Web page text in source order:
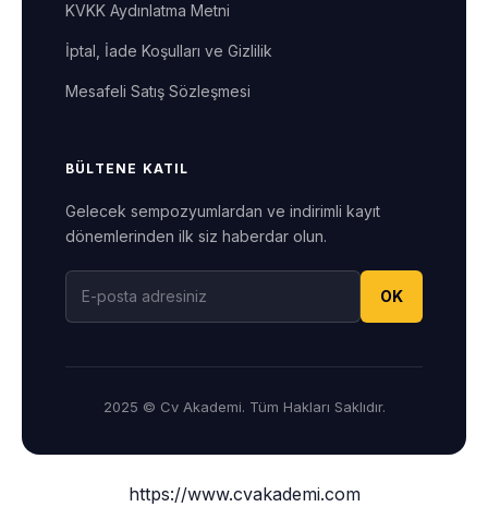
KVKK Aydınlatma Metni
İptal, İade Koşulları ve Gizlilik
Mesafeli Satış Sözleşmesi
BÜLTENE KATIL
Gelecek sempozyumlardan ve indirimli kayıt
dönemlerinden ilk siz haberdar olun.
OK
2025 © Cv Akademi. Tüm Hakları Saklıdır.
https://www.cvakademi.com